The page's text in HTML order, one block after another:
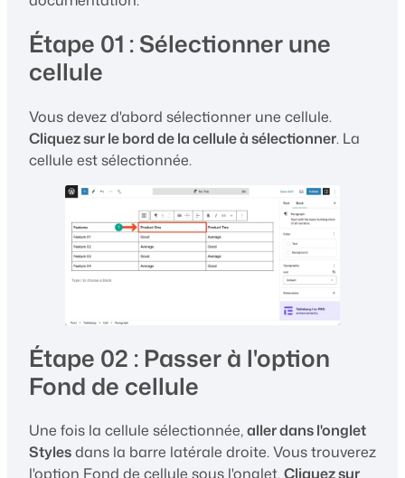
Étape 01 : Sélectionner une
cellule
Vous devez d'abord sélectionner une cellule.
Cliquez sur le bord de la cellule à sélectionner. La
cellule est sélectionnée.
Étape 02 : Passer à l'option
Fond de cellule
Une fois la cellule sélectionnée,aller dans l'onglet
Stylesdans la barre latérale droite. Vous trouverez
l'option Fond de cellule sous l'onglet.Cliquez sur